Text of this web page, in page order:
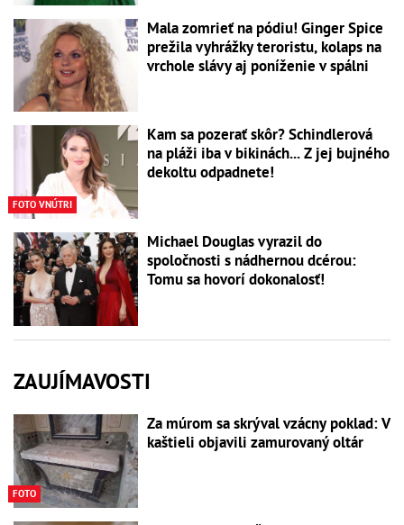
Mala zomrieť na pódiu! Ginger Spice
prežila vyhrážky teroristu, kolaps na
vrchole slávy aj poníženie v spálni
FOTO VNÚTRI
Kam sa pozerať skôr? Schindlerová
na pláži iba v bikinách... Z jej bujného
dekoltu odpadnete!
Michael Douglas vyrazil do
spoločnosti s nádhernou dcérou:
Tomu sa hovorí dokonalosť!
ZAUJÍMAVOSTI
FOTO
Za múrom sa skrýval vzácny poklad: V
kaštieli objavili zamurovaný oltár